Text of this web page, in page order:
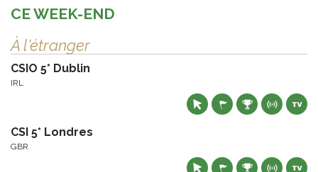
CE WEEK-END
À l'étranger
CSIO 5* Dublin
IRL
CSI 5* Londres
GBR